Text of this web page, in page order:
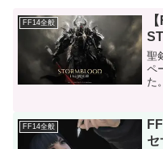
FF14全般
聖
ペ
た
舞
と
FF14全般
セ